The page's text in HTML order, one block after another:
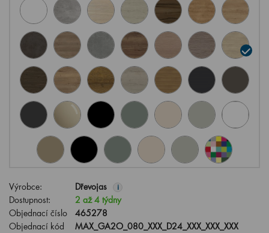
Výrobce: Dřevojas i
Dostupnost:
2 až 4 týdny
Objednací číslo
465278
Objednací kód
MAX_GA2O_080_XXX_D24_XXX_XXX_XXX